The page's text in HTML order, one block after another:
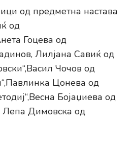
од предметна настава
од
Гоцева од
Лилјана Савиќ од
Чочов од
Цонева од
Бојаџиева од
Лепа Димовска од